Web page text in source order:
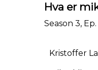
Hva er
Season 3, Ep.
Kristoffer